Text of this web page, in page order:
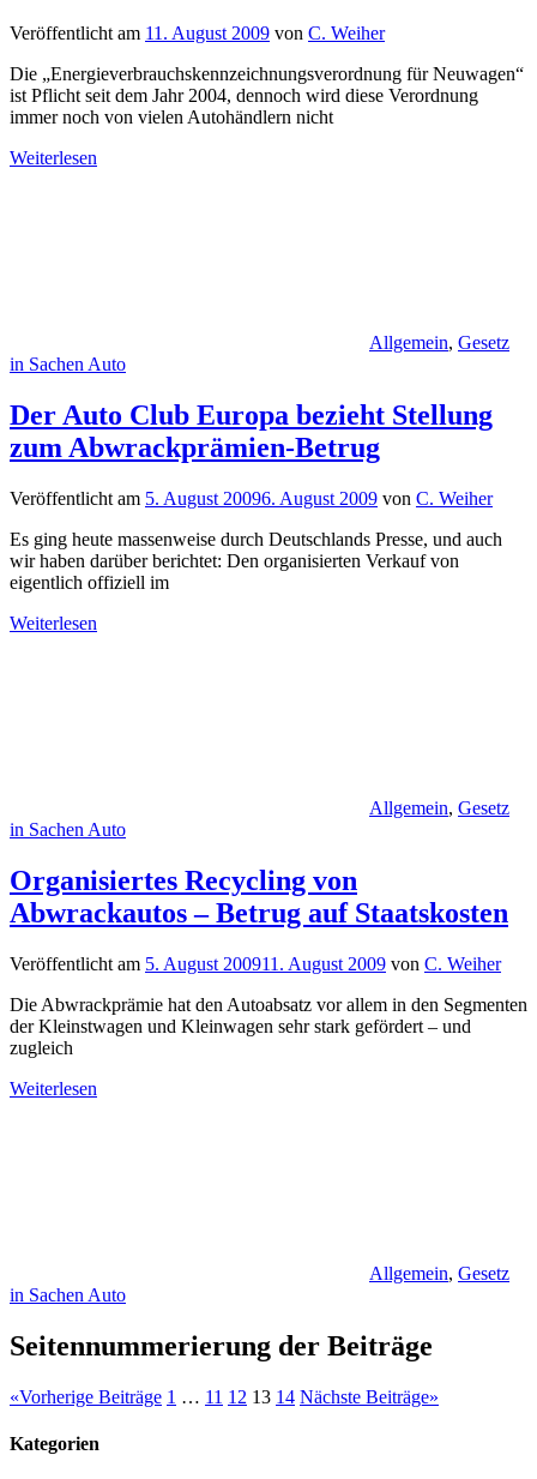
Veröffentlicht am 11. August 2009 von C. Weiher
Die „Energieverbrauchskennzeichnungsverordnung für Neuwagen“
ist Pflicht seit dem Jahr 2004, dennoch wird diese Verordnung
immer noch von vielen Autohändlern nicht
Weiterlesen
Allgemein, Gesetz
in Sachen Auto
Der Auto Club Europa bezieht Stellung
zum Abwrackprämien-Betrug
Veröffentlicht am 5. August 20096. August 2009 von C. Weiher
Es ging heute massenweise durch Deutschlands Presse, und auch
wir haben darüber berichtet: Den organisierten Verkauf von
eigentlich offiziell im
Weiterlesen
Allgemein, Gesetz
in Sachen Auto
Organisiertes Recycling von
Abwrackautos – Betrug auf Staatskosten
Veröffentlicht am 5. August 200911. August 2009 von C. Weiher
Die Abwrackprämie hat den Autoabsatz vor allem in den Segmenten
der Kleinstwagen und Kleinwagen sehr stark gefördert – und
zugleich
Weiterlesen
Allgemein, Gesetz
in Sachen Auto
Seitennummerierung der Beiträge
«Vorherige Beiträge 1 … 11 12 13 14 Nächste Beiträge»
Kategorien